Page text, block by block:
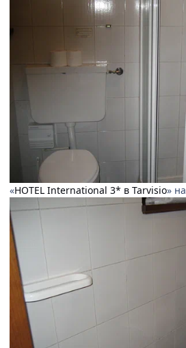
«HOTEL International 3* в Tarvisio» на